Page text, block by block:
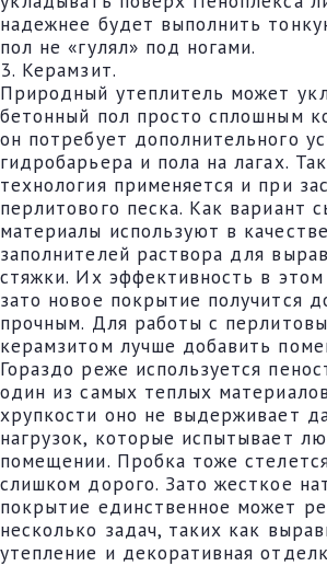
надежнее будет выполнить
пол не «гулял» под ногами.
3. Керамзит.
Природный утеплитель может
бетонный пол просто сплошным
он потребует дополнительного
гидробарьера и пола на лагах.
технология применяется и при
перлитового песка. Как вариант
материалы используют в
заполнителей раствора для
стяжки. Их эффективность в этом
зато новое покрытие получится
прочным. Для работы с
керамзитом лучше добавить
Гораздо реже используется
один из самых теплых
хрупкости оно не выдерживает
нагрузок, которые испытывает
помещении. Пробка тоже
слишком дорого. Зато жесткое
покрытие единственное может
несколько задач, таких как
утепление и декоративная